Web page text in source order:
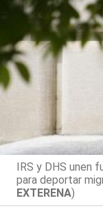
IRS y DHS unen
para deportar
EXTERENA)